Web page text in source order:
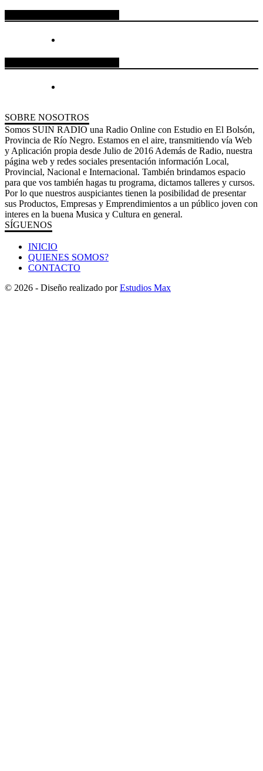
SOBRE NOSOTROS
Somos SUIN RADIO una Radio Online con Estudio en El Bolsón,
Provincia de Río Negro. Estamos en el aire, transmitiendo vía Web
y Aplicación propia desde Julio de 2016 Además de Radio, nuestra
página web y redes sociales presentación información Local,
Provincial, Nacional e Internacional. También brindamos espacio
para que vos también hagas tu programa, dictamos talleres y cursos.
Por lo que nuestros auspiciantes tienen la posibilidad de presentar
sus Productos, Empresas y Emprendimientos a un público joven con
interes en la buena Musica y Cultura en general.
SÍGUENOS
INICIO
QUIENES SOMOS?
CONTACTO
© 2026 - Diseño realizado porEstudios Max